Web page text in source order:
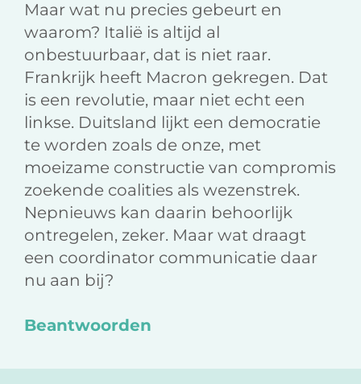
Maar wat nu precies gebeurt en
waarom? Italië is altijd al
onbestuurbaar, dat is niet raar.
Frankrijk heeft Macron gekregen. Dat
is een revolutie, maar niet echt een
linkse. Duitsland lijkt een democratie
te worden zoals de onze, met
moeizame constructie van compromis
zoekende coalities als wezenstrek.
Nepnieuws kan daarin behoorlijk
ontregelen, zeker. Maar wat draagt
een coordinator communicatie daar
nu aan bij?
Beantwoorden